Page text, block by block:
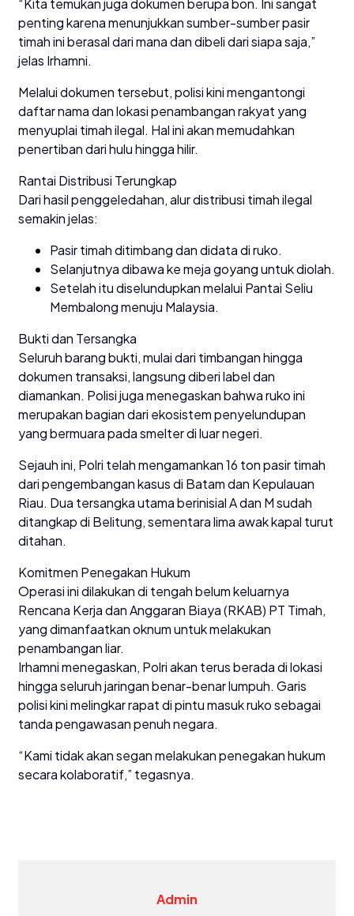
“Kita temukan juga dokumen berupa bon. Ini sangat
penting karena menunjukkan sumber-sumber pasir
timah ini berasal dari mana dan dibeli dari siapa saja,”
jelas Irhamni.
Melalui dokumen tersebut, polisi kini mengantongi
daftar nama dan lokasi penambangan rakyat yang
menyuplai timah ilegal. Hal ini akan memudahkan
penertiban dari hulu hingga hilir.
Rantai Distribusi Terungkap
Dari hasil penggeledahan, alur distribusi timah ilegal
semakin jelas:
Pasir timah ditimbang dan didata di ruko.
Selanjutnya dibawa ke meja goyang untuk diolah.
Setelah itu diselundupkan melalui Pantai Seliu
Membalong menuju Malaysia.
Bukti dan Tersangka
Seluruh barang bukti, mulai dari timbangan hingga
dokumen transaksi, langsung diberi label dan
diamankan. Polisi juga menegaskan bahwa ruko ini
merupakan bagian dari ekosistem penyelundupan
yang bermuara pada smelter di luar negeri.
Sejauh ini, Polri telah mengamankan 16 ton pasir timah
dari pengembangan kasus di Batam dan Kepulauan
Riau. Dua tersangka utama berinisial A dan M sudah
ditangkap di Belitung, sementara lima awak kapal turut
ditahan.
Komitmen Penegakan Hukum
Operasi ini dilakukan di tengah belum keluarnya
Rencana Kerja dan Anggaran Biaya (RKAB) PT Timah,
yang dimanfaatkan oknum untuk melakukan
penambangan liar.
Irhamni menegaskan, Polri akan terus berada di lokasi
hingga seluruh jaringan benar-benar lumpuh. Garis
polisi kini melingkar rapat di pintu masuk ruko sebagai
tanda pengawasan penuh negara.
“Kami tidak akan segan melakukan penegakan hukum
secara kolaboratif,” tegasnya.
Admin